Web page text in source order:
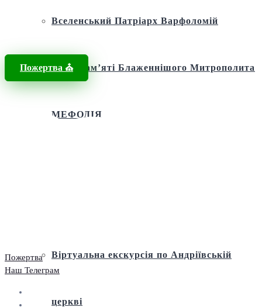
Вселенський Патріарх Варфоломій
Фонд пам’яті Блаженнішого Митрополита
МЕФОДІЯ
Віртуальна екскурсія по Андріївській
церкві
Пожертва ⛪️
Пожертва
Наш Телеграм